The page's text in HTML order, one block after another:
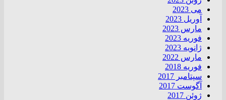
می 2023
آوریل 2023
مارس 2023
فوریه 2023
ژانویه 2023
مارس 2022
فوریه 2018
سپتامبر 2017
آگوست 2017
ژوئن 2017